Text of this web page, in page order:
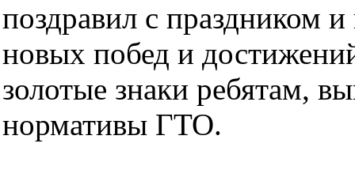
поздравил с праздником
новых побед и
золотые знаки ребятам,
нормативы ГТО.